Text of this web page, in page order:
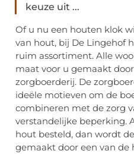
keuze uit ...
Of u nu een houten klok
van hout, bij De Lingehof
ruim assortiment. Alle
maat voor u gemaakt
zorgboerderij. De
ideële motieven om de
combineren met de zorg
verstandelijke beperking.
hout besteld, dan wordt
gemaakt door een van de